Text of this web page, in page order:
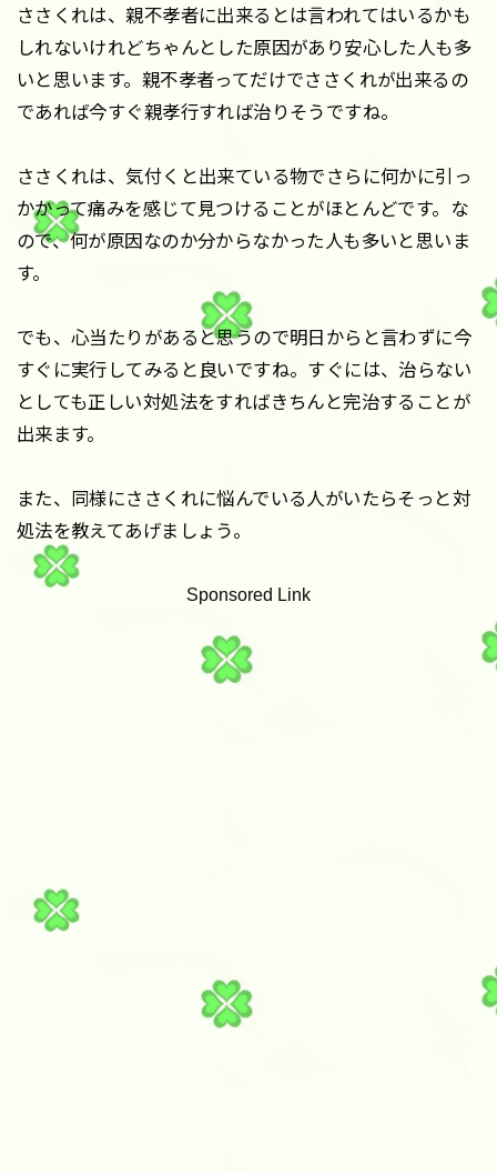
ささくれは、親不孝者に出来るとは言われてはいるかも
しれないけれどちゃんとした原因があり安心した人も多
いと思います。親不孝者ってだけでささくれが出来るの
であれば今すぐ親孝行すれば治りそうですね。
ささくれは、気付くと出来ている物でさらに何かに引っ
かかって痛みを感じて見つけることがほとんどです。な
ので、何が原因なのか分からなかった人も多いと思いま
す。
でも、心当たりがあると思うので明日からと言わずに今
すぐに実行してみると良いですね。すぐには、治らない
としても正しい対処法をすればきちんと完治することが
出来ます。
また、同様にささくれに悩んでいる人がいたらそっと対
処法を教えてあげましょう。
Sponsored Link